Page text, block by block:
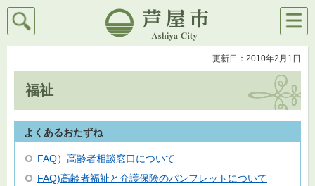
芦屋市
検索
メニ
ュー
更新日：2010年2月1日
福祉
よくあるおたずね
FAQ）高齢者相談窓口について
FAQ)高齢者福祉と介護保険のパンフレットについて